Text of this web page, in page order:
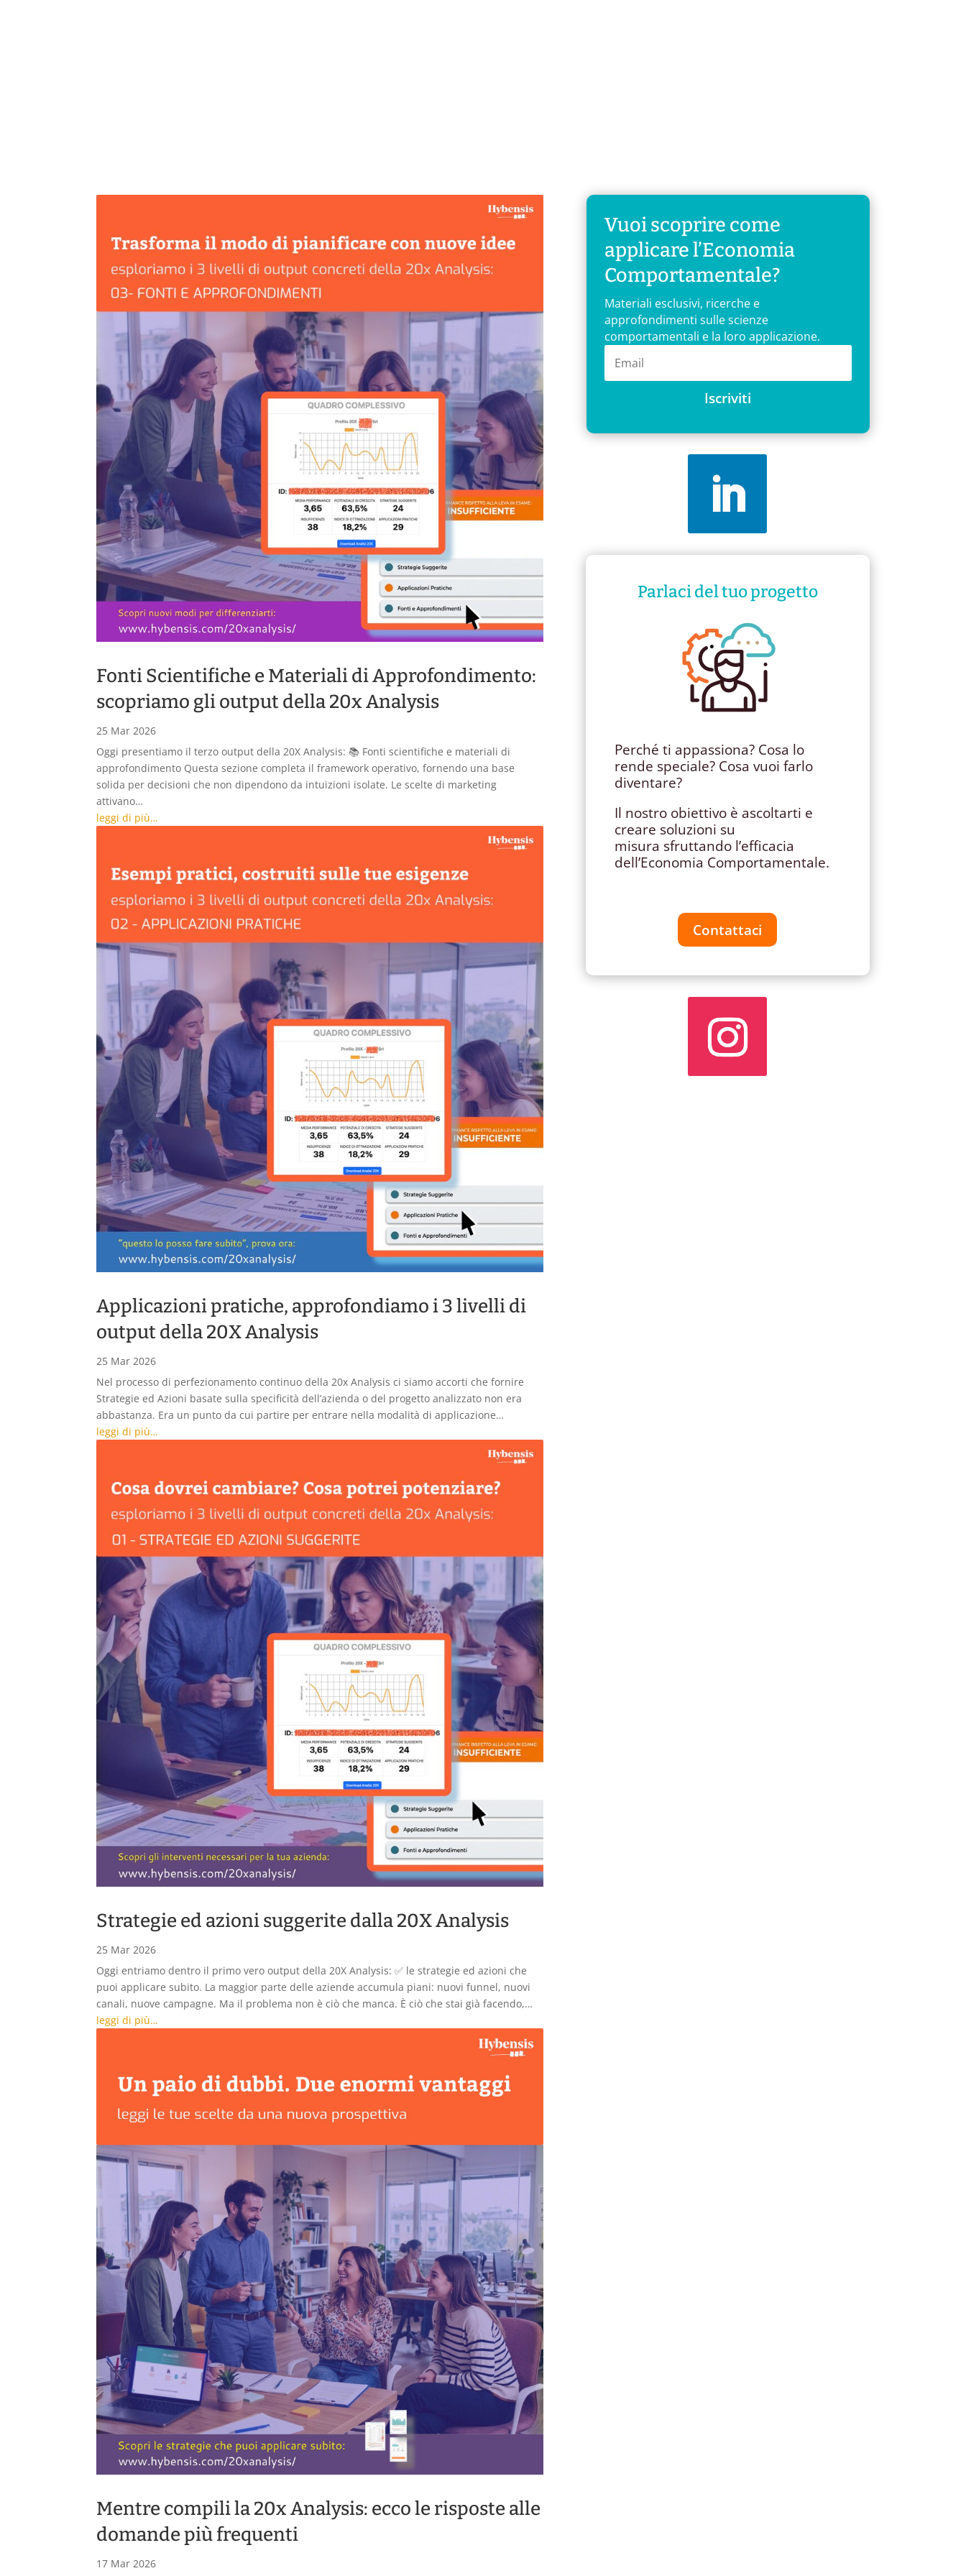
Fonti Scientifiche e Materiali di Approfondimento:
scopriamo gli output della 20x Analysis
25 Mar 2026
Oggi presentiamo il terzo output della 20X Analysis: 📚 Fonti scientifiche e materiali di
approfondimento Questa sezione completa il framework operativo, fornendo una base
solida per decisioni che non dipendono da intuizioni isolate. Le scelte di marketing
attivano…
leggi di più…
Applicazioni pratiche, approfondiamo i 3 livelli di
output della 20X Analysis
25 Mar 2026
Nel processo di perfezionamento continuo della 20x Analysis ci siamo accorti che fornire
Strategie ed Azioni basate sulla specificità dell’azienda o del progetto analizzato non era
abbastanza. Era un punto da cui partire per entrare nella modalità di applicazione…
leggi di più…
Strategie ed azioni suggerite dalla 20X Analysis
25 Mar 2026
Oggi entriamo dentro il primo vero output della 20X Analysis: ✅ le strategie ed azioni che
puoi applicare subito. La maggior parte delle aziende accumula piani: nuovi funnel, nuovi
canali, nuove campagne. Ma il problema non è ciò che manca. È ciò che stai già facendo,…
leggi di più…
Mentre compili la 20x Analysis: ecco le risposte alle
domande più frequenti
17 Mar 2026
Vuoi scoprire come
applicare l’Economia
Comportamentale?
Materiali esclusivi, ricerche e
approfondimenti sulle scienze
comportamentali e la loro applicazione.
Iscriviti
Parlaci del tuo progetto
Perché ti appassiona? Cosa lo
rende speciale? Cosa vuoi farlo
diventare?
Il nostro obiettivo è ascoltarti e
creare soluzioni su
misura sfruttando l’efficacia
dell’Economia Comportamentale.
Contattaci